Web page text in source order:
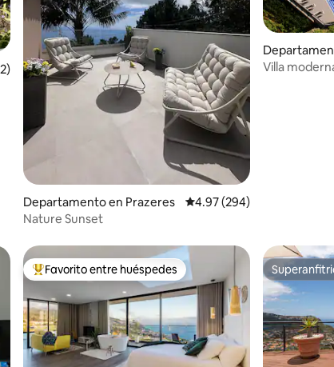
promedio: 4.88 de 5; 242 evaluaciones
Departamento en Prazeres Calificación promedio: 4.97
4.97 (294)
Nature Sunset
elha
Villa
De los mejores en Favorito entre huéspedes
Favorito entre huéspedes